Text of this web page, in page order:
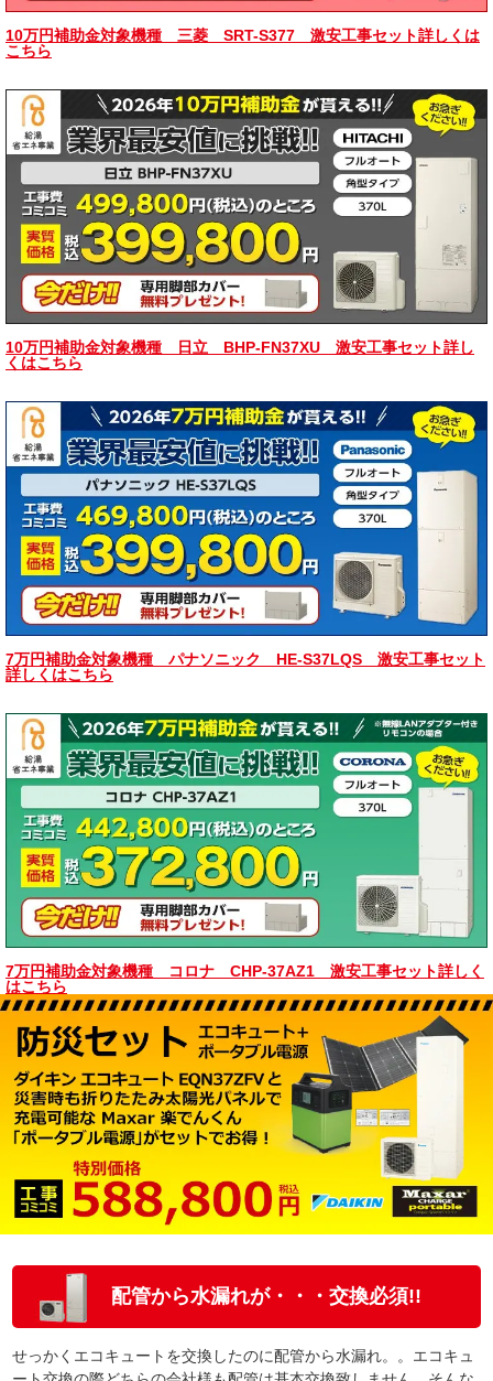
10万円補助金対象機種 三菱 SRT-S377 激安工事セット詳しくは
こちら
10万円補助金対象機種 日立 BHP-FN37XU 激安工事セット詳し
くはこちら
7万円補助金対象機種 パナソニック HE-S37LQS 激安工事セット
詳しくはこちら
7万円補助金対象機種 コロナ CHP-37AZ1 激安工事セット詳しく
はこちら
配管から水漏れが・・・交換必須!!
せっかくエコキュートを交換したのに配管から水漏れ。。エコキュ